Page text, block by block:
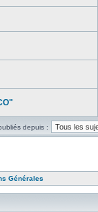
depuis :
Générales